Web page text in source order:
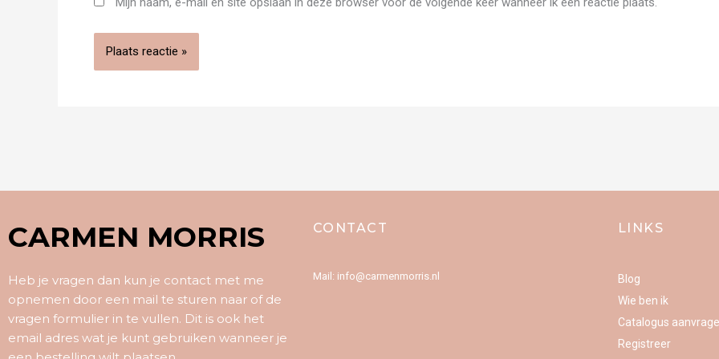
CARMEN MORRIS
Heb je vragen dan kun je contact met me
opnemen door een mail te sturen naar of de
vragen formulier in te vullen. Dit is ook het
email adres wat je kunt gebruiken wanneer je
CONTACT
Mail: info@carmenmorris.nl
LINKS
Blog
Wie ben ik
Catalogus
Registreer